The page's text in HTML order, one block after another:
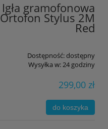
Igła gramofonowa
Ortofon Stylus 2M
Red
Dostępność:dostępny
Wysyłka w:24 godziny
299,00 zł
do koszyka